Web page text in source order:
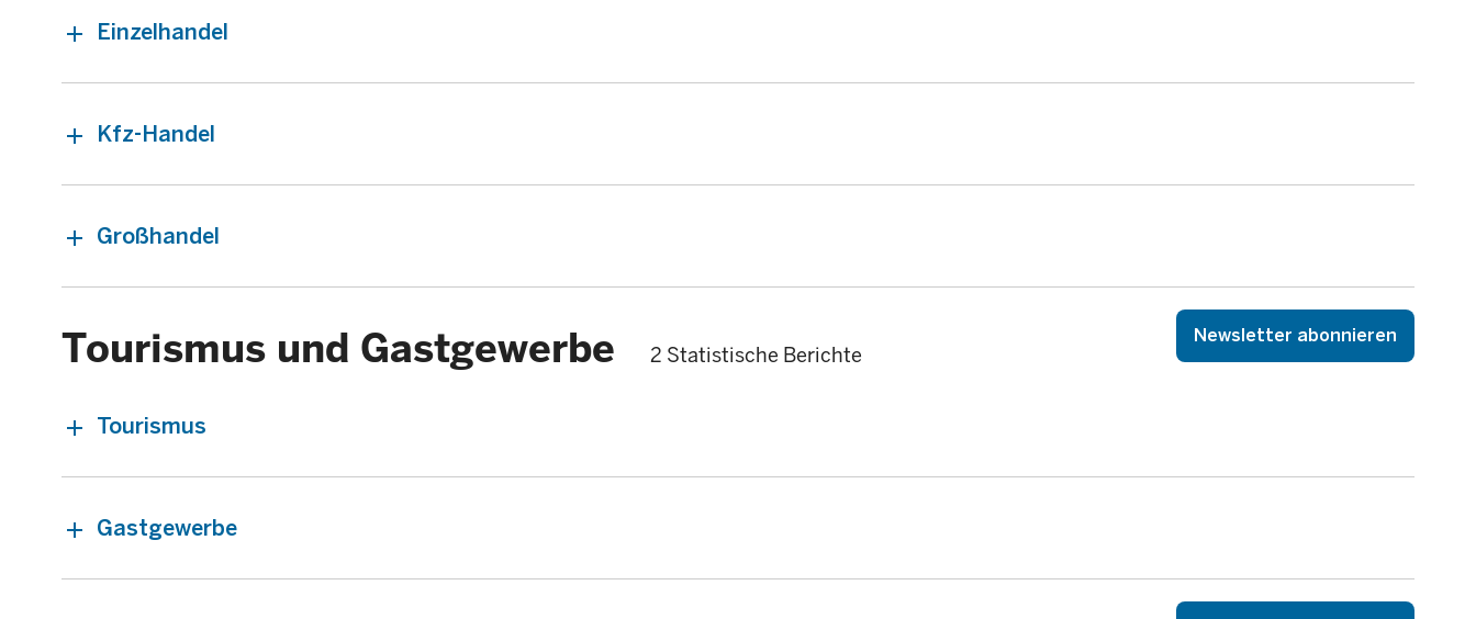
Einzelhandel
Kfz-Handel
Großhandel
Tourismus und Gastgewerbe 2 Statistische Berichte
Newsletter abonnieren
Tourismus
Gastgewerbe